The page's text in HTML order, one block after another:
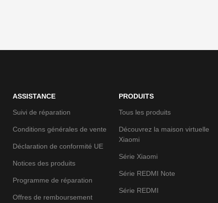
ASSISTANCE
Suivi de réparation
Conditions générales de vente
Déclaration de conformité UE
Notices des produits
Programme de réparation
Offres de remboursement
PRODUITS
Tous les produits
Découvrez la maison virtuelle
Xiaomi
Série Xiaomi
Série REDMI Note
Série REDMI